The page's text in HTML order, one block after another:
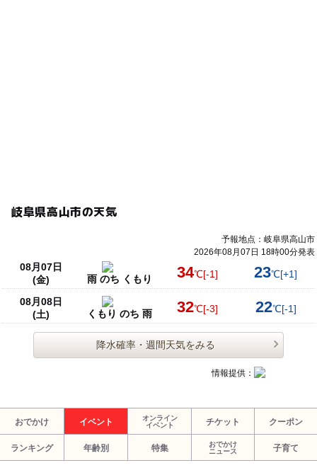
岐阜県高山市の天気
予報地点：岐阜県高山市
2026年08月07日 18時00分発表
08月07日
(金)
雨 のち くもり 34℃[-1] 23℃[+1]
08月08日
(土)
くもり のち 雨 32℃[-3] 22℃[-1]
降水確率・週間天気をみる
情報提供：
おでかけ イベント
オンライン
イベント
チケット クーポン
ランキング 年齢別 特集
おでかけ
ニュース
子育て